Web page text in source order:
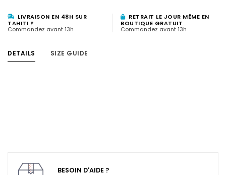
LIVRAISON EN 48H SUR
TAHITI ?
Commandez avant 13h
RETRAIT LE JOUR MÊME EN
BOUTIQUE GRATUIT
Commandez avant 13h
DETAILS SIZE GUIDE
BESOIN D'AIDE ?